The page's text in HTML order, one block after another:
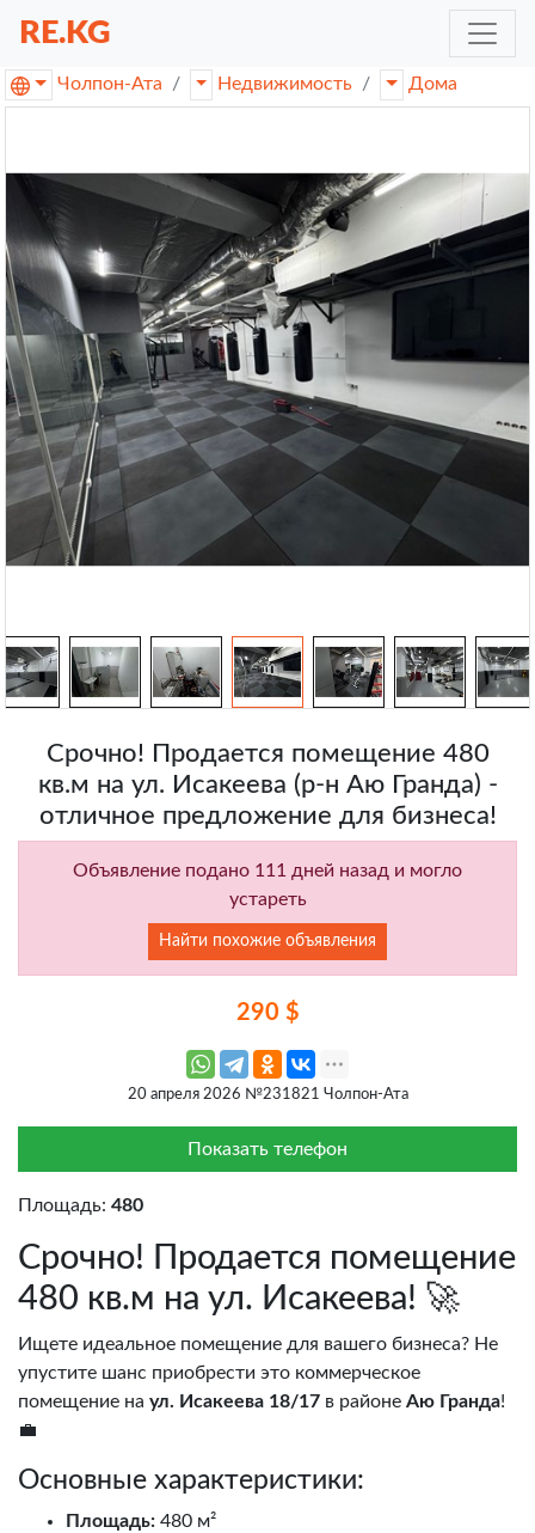
RE.KG
Чолпон-Ата Недвижимость Дома
Срочно! Продается помещение 480
кв.м на ул. Исакеева (р-н Аю Гранда) -
отличное предложение для бизнеса!
Объявление подано 111 дней назад и могло
устареть
Найти похожие объявления
290 $
20 апреля 2026 №231821 Чолпон-Ата
Показать телефон
Площадь: 480
Срочно! Продается помещение
480 кв.м на ул. Исакеева! 🚀
Ищете идеальное помещение для вашего бизнеса? Не
упустите шанс приобрести это коммерческое
помещение на ул. Исакеева 18/17 в районе Аю Гранда!
💼
Основные характеристики:
Площадь: 480 м²